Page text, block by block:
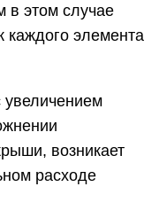
в этом случае
каждого элемента
увеличением
возникает
расходе